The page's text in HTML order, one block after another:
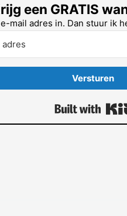
een GRATIS
mail adres in. Dan stuur ik
Versturen